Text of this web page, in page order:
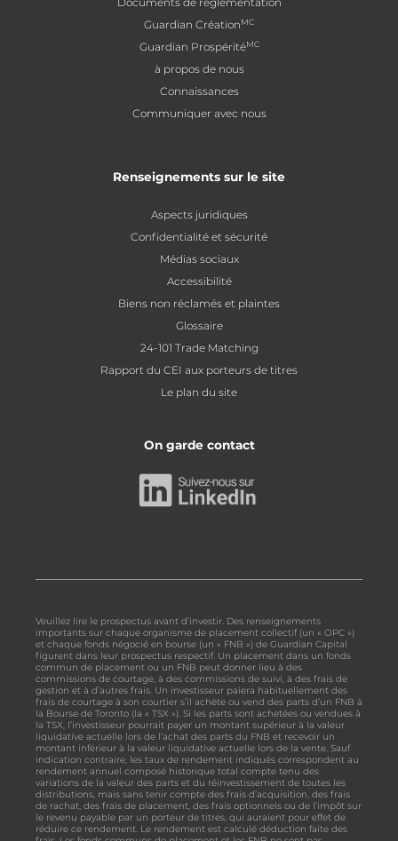
Guardian CréationMC
Guardian ProspéritéMC
à propos de nous
Connaissances
Communiquer avec nous
Renseignements sur le site
Aspects juridiques
Confidentialité et sécurité
Médias sociaux
Accessibilité
Biens non réclamés et plaintes
Glossaire
24-101 Trade Matching
Rapport du CEI aux porteurs de titres
Le plan du site
On garde contact
Veuillez lire le prospectus avant d’investir. Des renseignements
importants sur chaque organisme de placement collectif (un « OPC »)
et chaque fonds négocié en bourse (un « FNB ») de Guardian Capital
figurent dans leur prospectus respectif. Un placement dans un fonds
commun de placement ou un FNB peut donner lieu à des
commissions de courtage, à des commissions de suivi, à des frais de
gestion et à d’autres frais. Un investisseur paiera habituellement des
frais de courtage à son courtier s’il achète ou vend des parts d’un FNB à
la Bourse de Toronto (la « TSX »). Si les parts sont achetées ou vendues à
la TSX, l’investisseur pourrait payer un montant supérieur à la valeur
liquidative actuelle lors de l’achat des parts du FNB et recevoir un
montant inférieur à la valeur liquidative actuelle lors de la vente. Sauf
indication contraire, les taux de rendement indiqués correspondent au
rendement annuel composé historique total compte tenu des
variations de la valeur des parts et du réinvestissement de toutes les
distributions, mais sans tenir compte des frais d’acquisition, des frais
de rachat, des frais de placement, des frais optionnels ou de l’impôt sur
le revenu payable par un porteur de titres, qui auraient pour effet de
réduire ce rendement. Le rendement est calculé déduction faite des